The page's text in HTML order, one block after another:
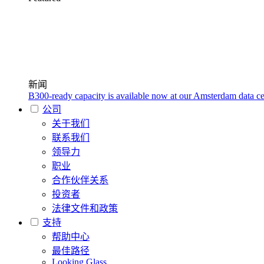
新闻
B300-ready capacity is available now at our Amsterdam data
公司
关于我们
联系我们
领导力
职业
合作伙伴关系
投资者
法律文件和政策
支持
帮助中心
最佳路径
Looking Glass